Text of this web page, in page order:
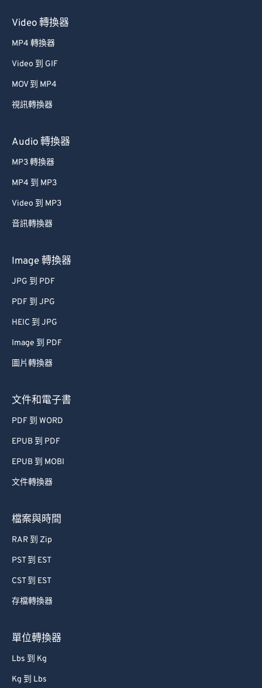
Video 轉換器
MP4 轉換器
Video 到 GIF
MOV 到 MP4
視訊轉換器
Audio 轉換器
MP3 轉換器
MP4 到 MP3
Video 到 MP3
音訊轉換器
Image 轉換器
JPG 到 PDF
PDF 到 JPG
HEIC 到 JPG
Image 到 PDF
圖片轉換器
文件和電子書
PDF 到 WORD
EPUB 到 PDF
EPUB 到 MOBI
文件轉換器
檔案與時間
RAR 到 Zip
PST 到 EST
CST 到 EST
存檔轉換器
單位轉換器
Lbs 到 Kg
Kg 到 Lbs